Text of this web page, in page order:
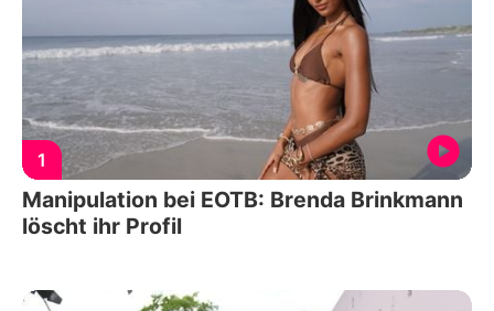
1
Manipulation bei EOTB: Brenda Brinkmann
löscht ihr Profil